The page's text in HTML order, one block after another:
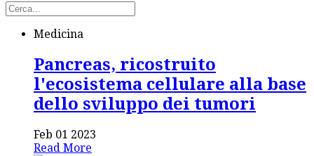
Medicina
Pancreas, ricostruito
l'ecosistema cellulare alla base
dello sviluppo dei tumori
Feb 01 2023
Read More